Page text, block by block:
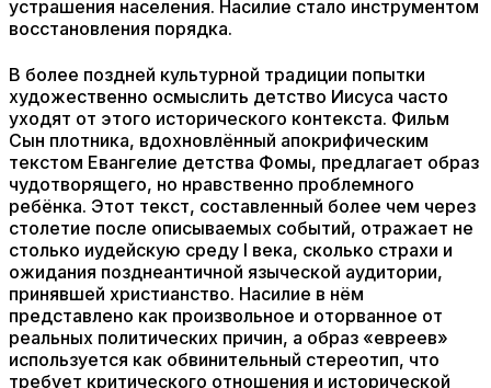
устрашения населения. Насилие стало инструментом
восстановления порядка.
В более поздней культурной традиции попытки
художественно осмыслить детство Иисуса часто
уходят от этого исторического контекста. Фильм
Сын плотника, вдохновлённый апокрифическим
текстом Евангелие детства Фомы, предлагает образ
чудотворящего, но нравственно проблемного
ребёнка. Этот текст, составленный более чем через
столетие после описываемых событий, отражает не
столько иудейскую среду I века, сколько страхи и
ожидания позднеантичной языческой аудитории,
принявшей христианство. Насилие в нём
представлено как произвольное и оторванное от
реальных политических причин, а образ «евреев»
используется как обвинительный стереотип, что
требует критического отношения и исторической